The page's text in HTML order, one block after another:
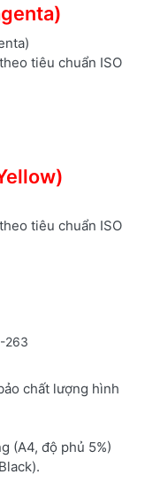
tiêu chuẩn ISO
tiêu chuẩn ISO
263
chất lượng hình
(A4, độ phủ 5%)